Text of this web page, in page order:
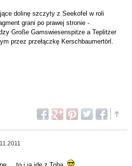
dolinę szczyty z Seekofel w roli
grani po prawej stronie -
Große Gamswiesenspitze a Teplitzer
przez przełączkę Kerschbaumertörl.